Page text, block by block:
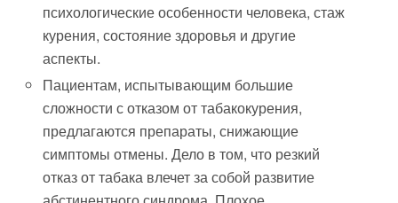
психологические особенности человека, стаж
курения, состояние здоровья и другие
аспекты.
Пациентам, испытывающим большие
сложности с отказом от табакокурения,
предлагаются препараты, снижающие
симптомы отмены. Дело в том, что резкий
отказ от табака влечет за собой развитие